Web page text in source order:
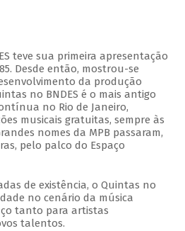
teve sua primeira apresentação
Desde então, mostrou-se
da produção
no BNDES é o mais antigo
no Rio de Janeiro,
musicais gratuitas, sempre às
nomes da MPB passaram,
pelo palco do Espaço
de existência, o Quintas no
no cenário da música
tanto para artistas
talentos.